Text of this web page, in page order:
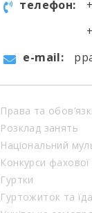
телефон:
e-mail:
Права та
Розклад занять
Національний
Конкурси
Гуртки
Гуртожиток та